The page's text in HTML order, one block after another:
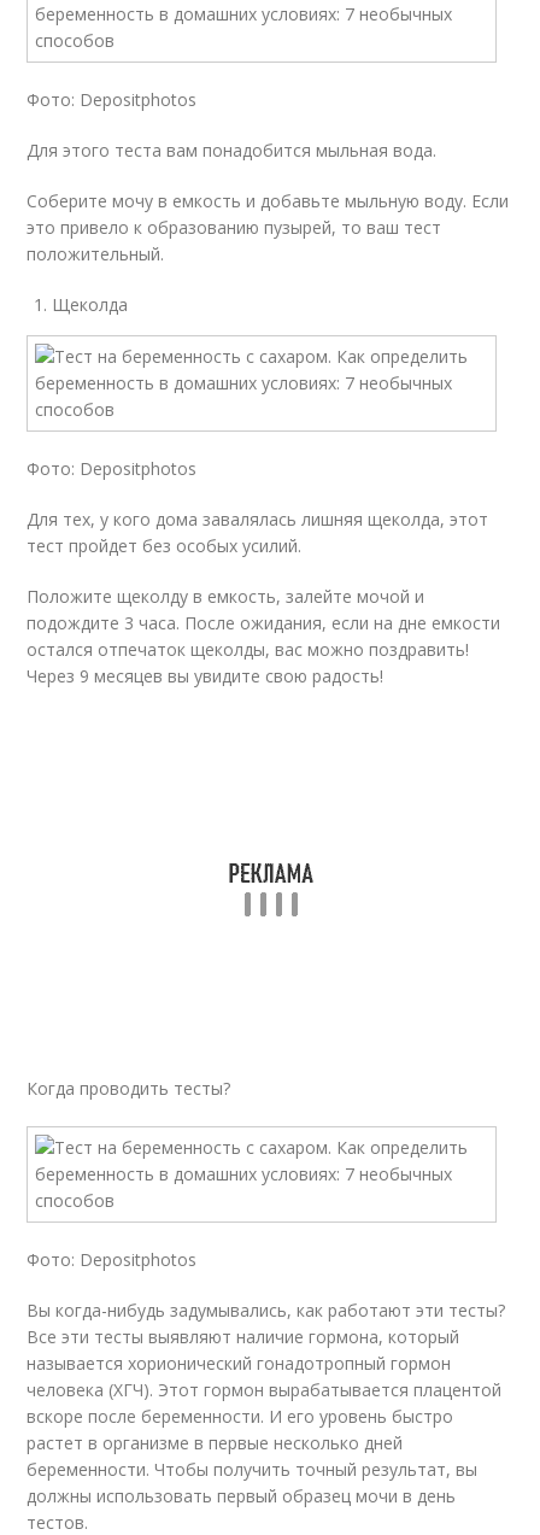
Фото: Depositphotos
Для этого теста вам понадобится мыльная вода.
Соберите мочу в емкость и добавьте мыльную воду. Если
это привело к образованию пузырей, то ваш тест
положительный.
Щеколда
Фото: Depositphotos
Для тех, у кого дома завалялась лишняя щеколда, этот
тест пройдет без особых усилий.
Положите щеколду в емкость, залейте мочой и
подождите 3 часа. После ожидания, если на дне емкости
остался отпечаток щеколды, вас можно поздравить!
Через 9 месяцев вы увидите свою радость!
Когда проводить тесты?
Фото: Depositphotos
Вы когда-нибудь задумывались, как работают эти тесты?
Все эти тесты выявляют наличие гормона, который
называется хорионический гонадотропный гормон
человека (ХГЧ). Этот гормон вырабатывается плацентой
вскоре после беременности. И его уровень быстро
растет в организме в первые несколько дней
беременности. Чтобы получить точный результат, вы
должны использовать первый образец мочи в день
тестов.